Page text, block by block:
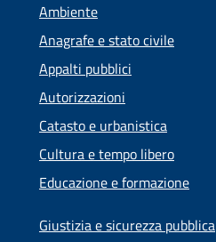
Ambiente
Anagrafe e stato civile
Appalti pubblici
Autorizzazioni
Catasto e urbanistica
Cultura e tempo libero
Educazione e formazione
Giustizia e sicurezza pubblica